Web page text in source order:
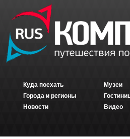
Куда поехать
Города и регионы
Новости
Музеи
Видео